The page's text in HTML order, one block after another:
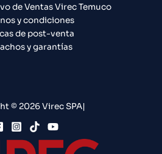
de Ventas Virec Temuco
y condiciones
de post-venta
y garantías
© 2026 Virec SPA|